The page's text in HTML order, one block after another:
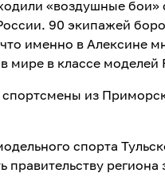
«воздушные
90 экипажей
именно в Алексине
мире в классе моделей
спортсмены из
спорта
правительству